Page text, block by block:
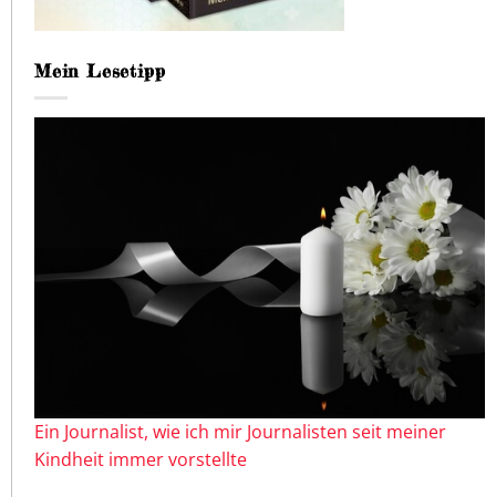
Mein Lesetipp
Ein Journalist, wie ich mir Journalisten seit meiner
Kindheit immer vorstellte